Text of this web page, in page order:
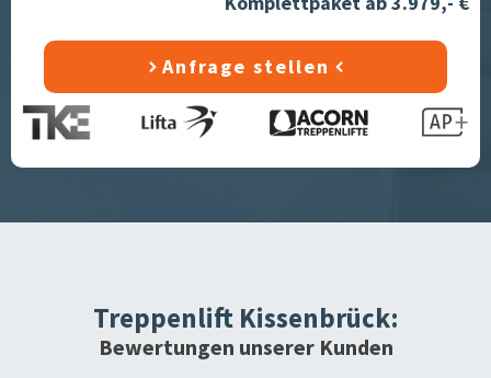
Anfrage stellen
Treppenlift Kissenbrück:
Bewertungen unserer Kunden